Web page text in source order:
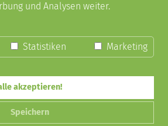
,InstagramundYouTube!
Datenschutzerklärung
und Analysen weiter.
Statistiken Marketing
akzeptieren!
Speichern